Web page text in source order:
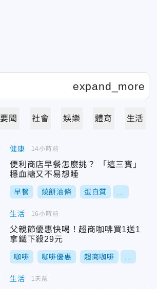
要聞 社會 娛樂 體育 生活
健康
便利商店早餐怎麼挑？ 「這三寶」
穩血糖又不易想睡
早餐 燒餅油條 蛋白質
14小時前
生活
父親節優惠快喝！超商咖啡買1送1
拿鐵下殺29元
咖啡 咖啡優惠 超商咖啡
16小時前
生活 1天前